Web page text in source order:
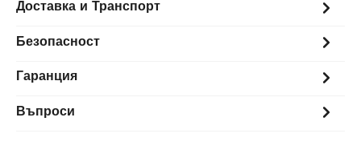
Доставка и Транспорт
Безопасност
Гаранция
Въпроси